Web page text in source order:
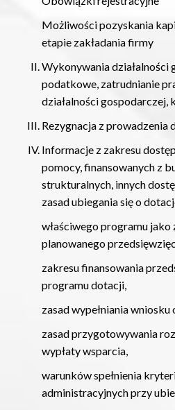
Możliwości pozyskania
etapie zakładania firmy
Wykonywania
podatkowe, zatrudnianie
działalności
Rezygnacja z prowadzenia
Informacje z zakresu
pomocy, finansowanych z
strukturalnych, innych
zasad ubiegania się o
właściwego programu jako
planowanego
zakresu finansowania
programu dotacji,
zasad wypełniania
zasad przygotowywania
wypłaty wsparcia,
warunków spełnienia
administracyjnych przy